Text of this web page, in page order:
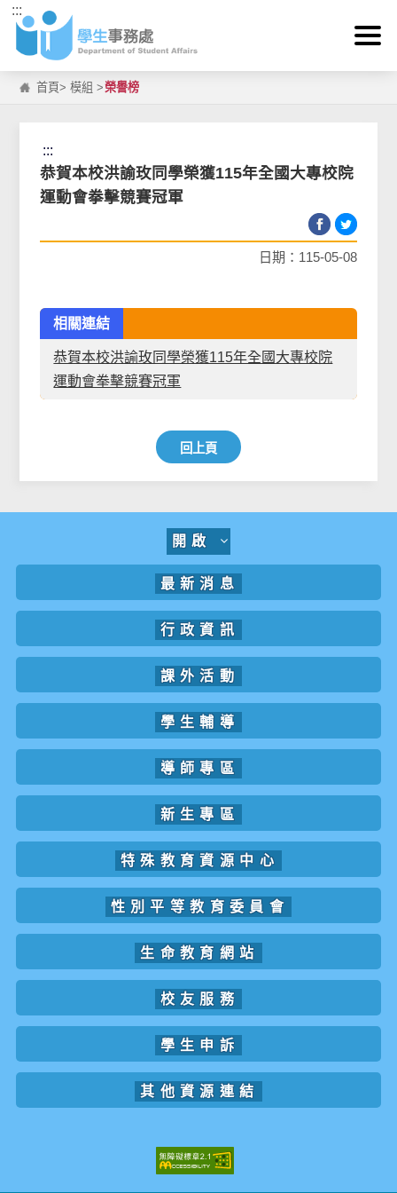
跳到主要內容區塊
:::
首頁>模組 >榮譽榜
:::
恭賀本校洪諭玫同學榮獲115年全國大專校院
運動會拳擊競賽冠軍
日期：115-05-08
相關連結
恭賀本校洪諭玫同學榮獲115年全國大專校院
運動會拳擊競賽冠軍
回上頁
開啟
最新消息
行政資訊
課外活動
學生輔導
導師專區
新生專區
特殊教育資源中心
性別平等教育委員會
生命教育網站
校友服務
學生申訴
其他資源連結